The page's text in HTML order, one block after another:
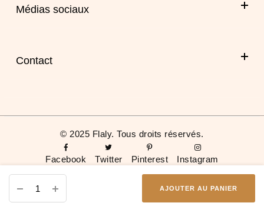
AJOUTER AU PANIER
Médias sociaux
Instagram
Contact
59 Rue de Ponthieu,
75008 Paris
FRANCE
© 2025 Flaly. Tous droits réservés.
Facebook Twitter Pinterest Instagram
0